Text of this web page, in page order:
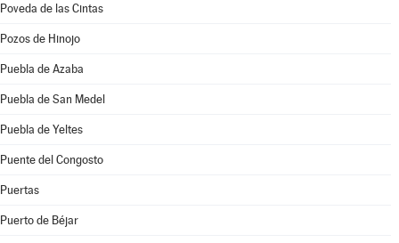
Poveda de las Cintas
Pozos de Hinojo
Puebla de Azaba
Puebla de San Medel
Puebla de Yeltes
Puente del Congosto
Puertas
Puerto de Béjar